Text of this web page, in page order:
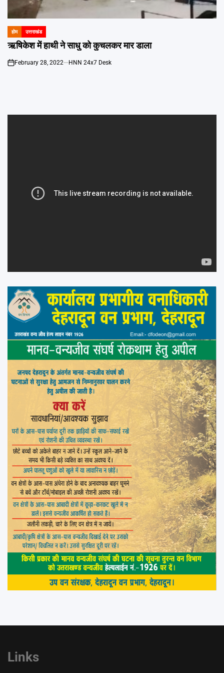
POSTED
IN
होम उत्तराखंड
ऋषिकेश में हाथी ने साधु को कुचलकर मार डाला
on
February 28, 2022 HNN 24x7 Desk
Links